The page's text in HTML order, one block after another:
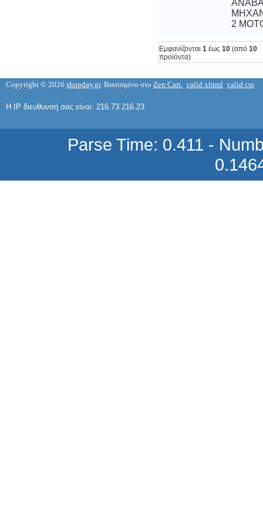
2
Εμφανίζονται 1 έως 10 (από 10
προϊόντα)
Copyright © 2026 shopday.gr. Βασισμένο στο Zen Cart. valid xhtml valid css
Η IP διευθυνσή σας είναι: 216.73.216.23
Parse Time: 0.411 -